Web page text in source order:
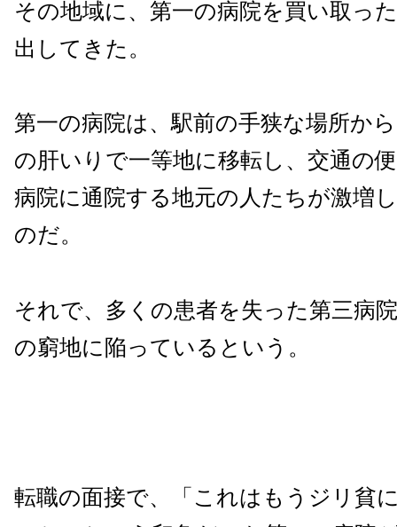
その地域に、第一の病院を買い取っ
出してきた。
第一の病院は、駅前の手狭な場所か
の肝いりで一等地に移転し、交通の
病院に通院する地元の人たちが激増
のだ。
それで、多くの患者を失った第三病
の窮地に陥っているという。
転職の面接で、「これはもうジリ貧